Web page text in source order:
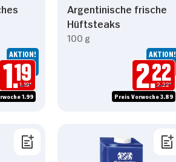
AKTION!
1.19
1.19*
1.99
Argentinische frische
Hüftsteaks
100 g
AKTION!
2.22
2.22*
Preis Vorwoche 3.89